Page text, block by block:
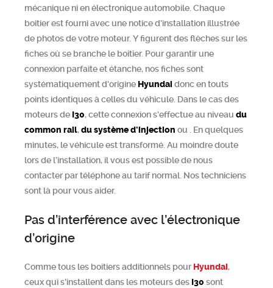
mécanique ni en électronique automobile. Chaque
boitier est fourni avec une notice d'installation illustrée
de photos de votre moteur. Y figurent des flèches sur les
fiches où se branche le boitier. Pour garantir une
connexion parfaite et étanche, nos fiches sont
systématiquement d'origine Hyundai donc en touts
points identiques à celles du véhicule. Dans le cas des
moteurs de I30, cette connexion s'effectue au niveau du
common rail,du système d'injection ou
. En quelques
minutes, le véhicule est transformé. Au moindre doute
lors de l’installation, il vous est possible de nous
contacter par téléphone au tarif normal. Nos techniciens
sont là pour vous aider.
Pas d’interférence avec l’électronique
d’origine
Comme tous les boitiers additionnels pour Hyundai,
ceux qui s'installent dans les moteurs des I30 sont